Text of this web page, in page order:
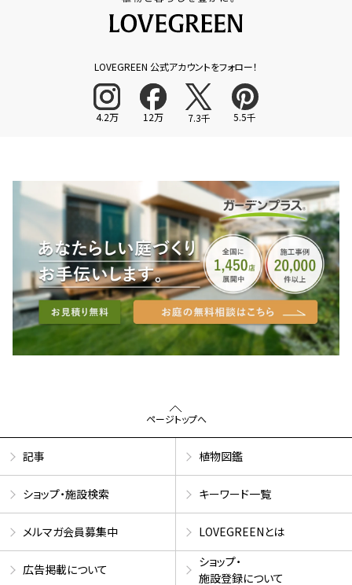
LOVEGREEN 公式アカウントをフォロー！
4.2万 12万 7.3千 5.5千
ページトップへ
記事 植物図鑑
ショップ・施設検索 キーワード一覧
メルマガ会員募集中 LOVEGREENとは
広告掲載について
ショップ・
施設登録について